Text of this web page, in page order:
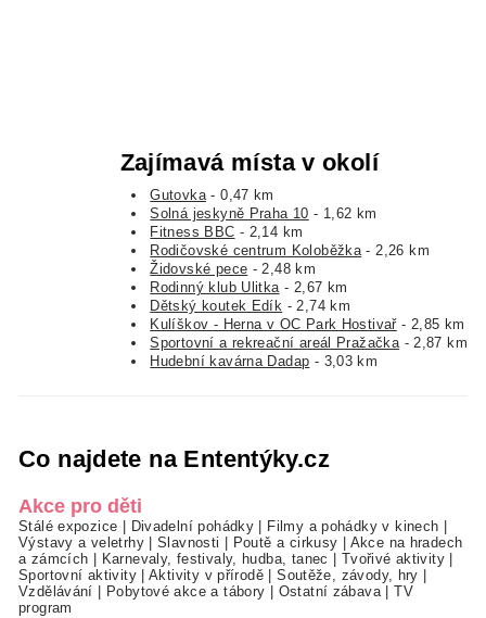
Zajímavá místa v okolí
Gutovka- 0,47 km
Solná jeskyně Praha 10 - 1,62 km
Fitness BBC - 2,14 km
Rodičovské centrum Koloběžka- 2,26 km
Židovské pece - 2,48 km
Rodinný klub Ulitka- 2,67 km
Dětský koutek Edík - 2,74 km
Kulíškov - Herna v OC Park Hostivař- 2,85 km
Sportovní a rekreační areál Pražačka- 2,87 km
Hudební kavárna Dadap - 3,03 km
Co najdete na Ententýky.cz
Akce pro děti
Stálé expozice Divadelní pohádky Filmy a pohádky v kinech
Výstavy a veletrhy|Slavnosti Poutě a cirkusy
Akce na hradech
a zámcích
Karnevaly, festivaly, hudba, tanec Tvořivé aktivity
Sportovní aktivity|Aktivity v přírodě |Soutěže, závody, hry
Vzdělávání
Pobytové akce a tábory Ostatní zábava|TV
program